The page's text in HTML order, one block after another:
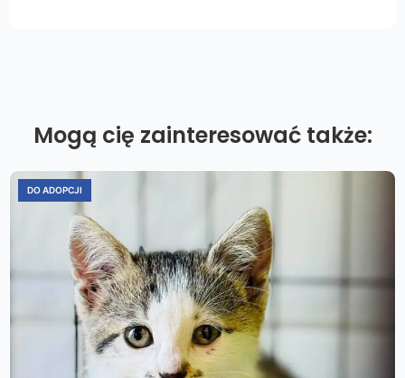
Mogą cię zainteresować także:
DO ADOPCJI